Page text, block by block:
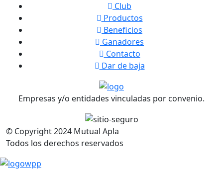
Club
Productos
Beneficios
Ganadores
Contacto
Dar de baja
Empresas y/o entidades vinculadas por convenio.
© Copyright2024 Mutual Apla
Todos los derechos reservados